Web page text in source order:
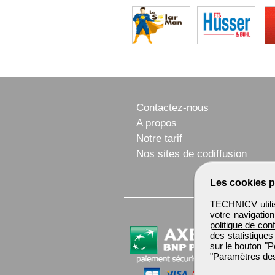
Les cookies
TECHNICV
votre
politique de
des
sur le bouton
"Paramètres
Contactez-nous
A propos
Notre tarif
Nos sites de codiffusion